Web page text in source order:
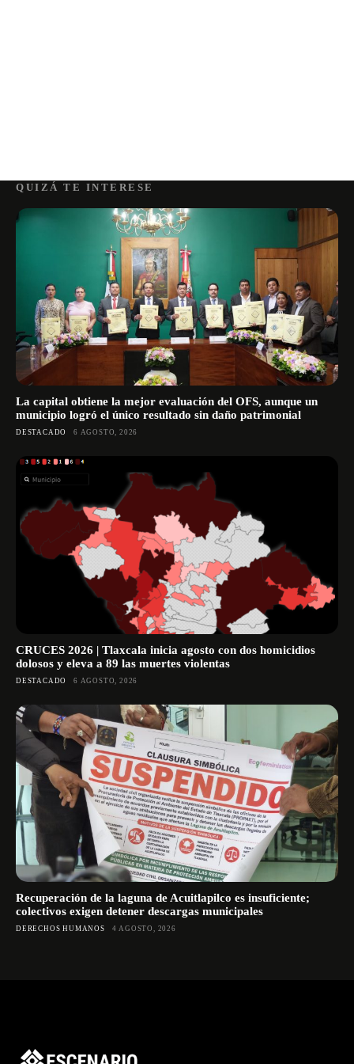
QUIZÁ TE INTERESE
La capital obtiene la mejor evaluación del OFS, aunque un
municipio logró el único resultado sin daño patrimonial
DESTACADO 6 AGOSTO, 2026
CRUCES 2026 | Tlaxcala inicia agosto con dos homicidios
dolosos y eleva a 89 las muertes violentas
DESTACADO 6 AGOSTO, 2026
Recuperación de la laguna de Acuitlapilco es insuficiente;
colectivos exigen detener descargas municipales
DERECHOS HUMANOS 4 AGOSTO, 2026